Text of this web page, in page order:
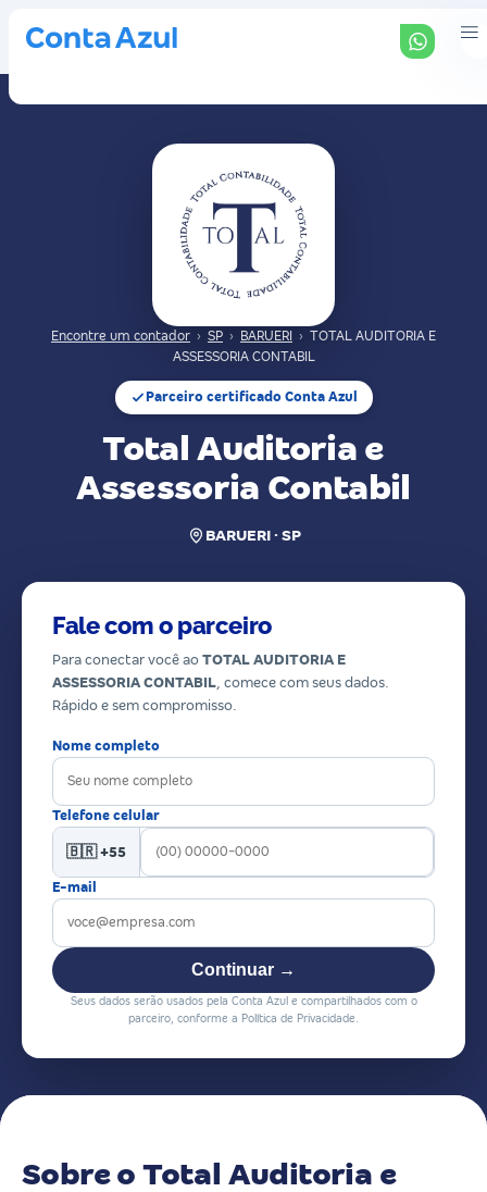
Encontre um contador › SP › BARUERI › TOTAL AUDITORIA E
ASSESSORIA CONTABIL
Parceiro certificado Conta Azul
Total Auditoria e
Assessoria Contabil
BARUERI · SP
Fale com o parceiro
Para conectar você ao TOTAL AUDITORIA E
ASSESSORIA CONTABIL, comece com seus dados.
Rápido e sem compromisso.
Nome completo
Telefone celular
🇧🇷 +55
E-mail
Continuar →
Seus dados serão usados pela Conta Azul e compartilhados com o
parceiro, conforme a Política de Privacidade.
Sobre o Total Auditoria e